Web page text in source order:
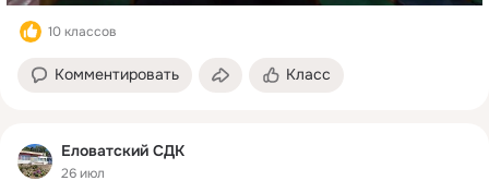
10 классов
Комментировать Класс
Еловатский СДК
26 июл